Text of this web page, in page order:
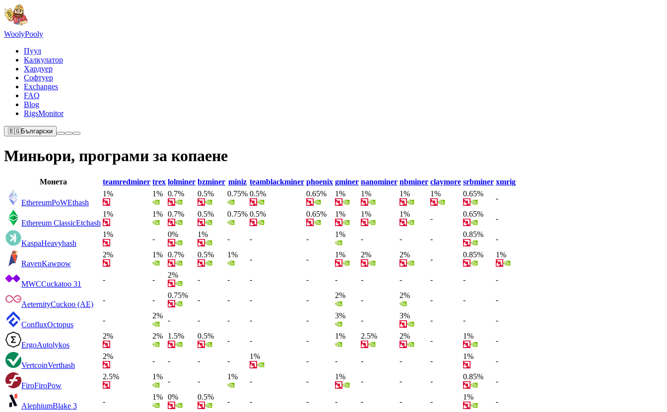
WoolyPooly
Пуул
Калкулатор
Хардуер
Софтуер
Exchanges
FAQ
Blog
RigsMonitor
🇧🇬Български
Миньори, програми за копаене
Монета teamredminer trex lolminer bzminer miniz teamblackminer phoenix gminer nanominer nbminer claymore srbminer xmrig
EthereumPoWEthash
1% 1% 0.7% 0.5% 0.75% 0.5% 0.65% 1% 1% 1% 1% 0.65%
-
Ethereum ClassicEtchash
1% 1% 0.7% 0.5% 0.75% 0.5% 0.65% 1% 1% 1%
-
0.65%
-
KaspaHeavyhash
1%
-
0% 1%
- - -
1%
- - -
0.85%
-
RavenKawpow
2% 1% 0.7% 0.5% 1%
- -
1% 2% 2%
-
0.85% 1%
MWCCuckatoo 31
- -
2%
- - - - - - - - - -
AeternityCuckoo (AE)
- -
0.75%
- - - -
2%
-
2%
- - -
ConfluxOctopus
-
2%
- - - - -
3%
-
3%
- - -
ErgoAutolykos
2% 2% 1.5% 0.5%
- - -
1% 2.5% 2%
-
1%
-
VertcoinVerthash
2%
- - - -
1%
- - - - -
1%
-
FiroFiroPow
2.5% 1%
- -
1%
- -
1%
- - -
0.85%
-
AlephiumBlake 3
-
1% 0% 0.5%
- - - - - - -
1%
-